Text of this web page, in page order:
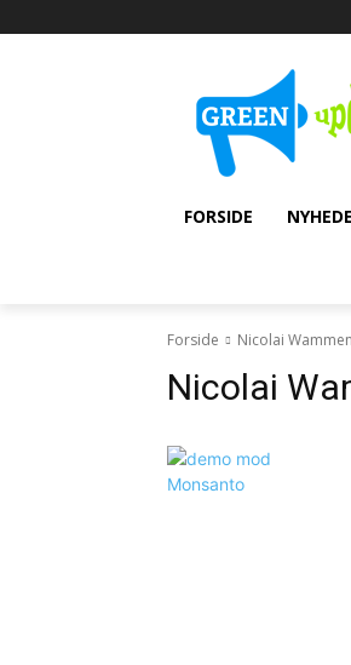
FORSIDE
Forside Nicolai
Nicolai